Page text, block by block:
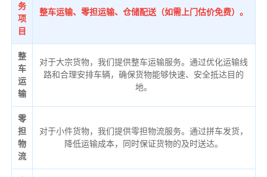
务
项
目
整车运输、零担运输、仓储配送（如需上门估价免费）。
整
车
运
输
对于大宗货物，我们提供整车运输服务。通过优化运输线
路和合理安排车辆，确保货物能够快速、安全抵达目的
地。
零
担
物
流
对于小件货物，我们提供零担物流服务。通过拼车发货，
降低运输成本，同时保证货物的及时送达。